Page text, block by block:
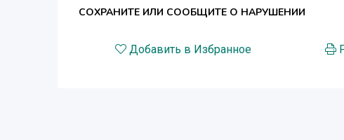
СОХРАНИТЕ ИЛИ СООБЩИТЕ О НАРУШЕНИИ
Добавить в Избранное